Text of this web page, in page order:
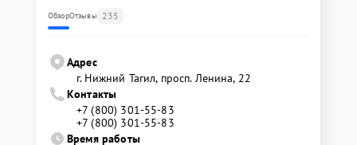
ОбзорОтзывы 235
Адрес
г. Нижний Тагил, просп. Ленина, 22
Контакты
+7 (800) 301-55-83
+7 (800) 301-55-83
Время работы